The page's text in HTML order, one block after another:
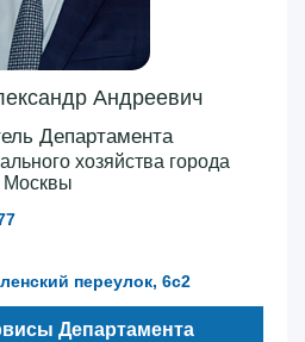
Андреевич
Департамента
хозяйства города
Москвы
переулок, 6с2
Департамента